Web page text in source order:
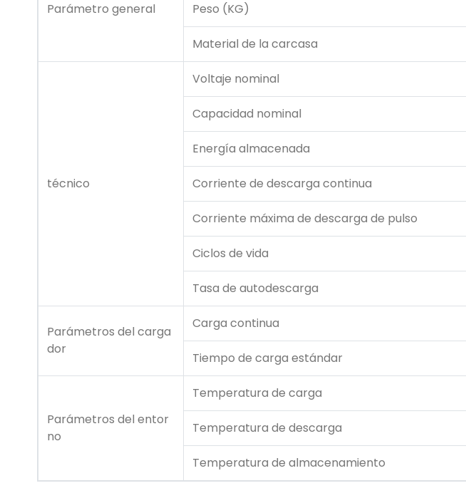
Parámetro general Peso (KG)
Material de la carcasa
técnico
Voltaje nominal
Capacidad nominal
Energía almacenada
Corriente de descarga continua
Corriente máxima de descarga de pulso
Ciclos de vida
Tasa de autodescarga
Parámetros del carga
dor
Carga continua
Tiempo de carga estándar
Parámetros del entor
no
Temperatura de carga
Temperatura de descarga
Temperatura de almacenamiento